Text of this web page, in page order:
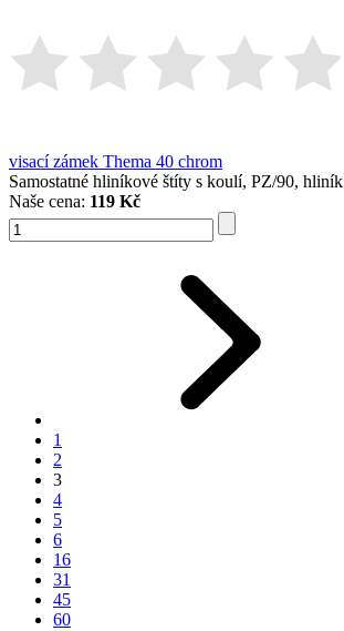
visací zámek Thema 40 chrom
Samostatné hliníkové štíty s koulí, PZ/90, hliník
Naše cena: 119 Kč
1
2
3
4
5
6
16
31
45
60